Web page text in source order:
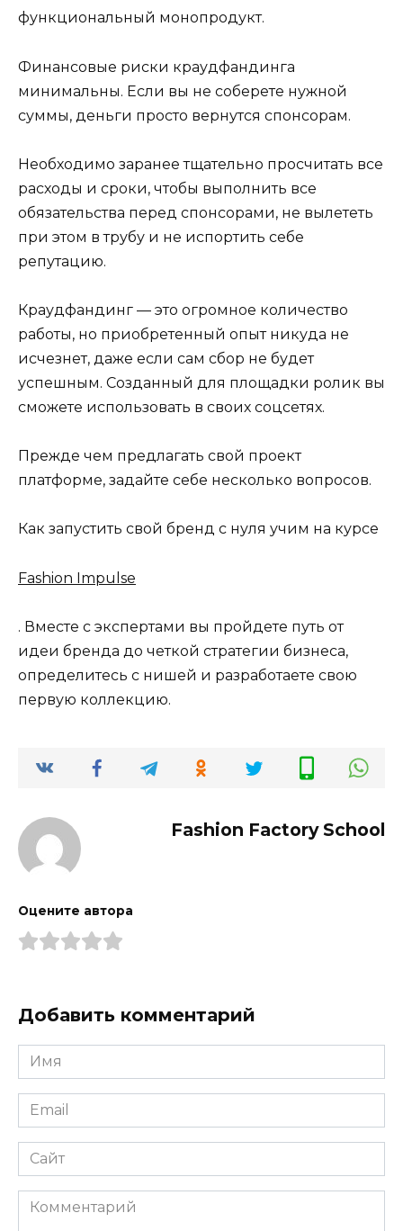
функциональный монопродукт.
Финансовые риски краудфандинга
минимальны. Если вы не соберете нужной
суммы, деньги просто вернутся спонсорам.
Необходимо заранее тщательно просчитать все
расходы и сроки, чтобы выполнить все
обязательства перед спонсорами, не вылететь
при этом в трубу и не испортить себе
репутацию.
Краудфандинг — это огромное количество
работы, но приобретенный опыт никуда не
исчезнет, даже если сам сбор не будет
успешным. Созданный для площадки ролик вы
сможете использовать в своих соцсетях.
Прежде чем предлагать свой проект
платформе, задайте себе несколько вопросов.
Как запустить свой бренд с нуля учим на курсе
Fashion Impulse
. Вместе с экспертами вы пройдете путь от
идеи бренда до четкой стратегии бизнеса,
определитесь с нишей и разработаете свою
первую коллекцию.
Fashion Factory School
Оцените автора
Добавить комментарий
Имя
*
Email
*
Сайт
Комментарий